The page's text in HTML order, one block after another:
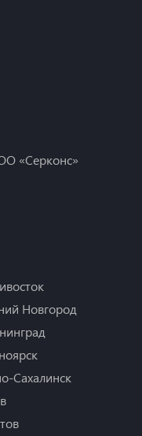
«Серконс»
Новгород
Сахалинск